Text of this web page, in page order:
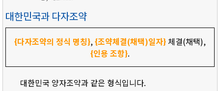
대한민국과 다자조약
{다자조약의 정식 명칭},{조약체결(채택)일자} 체결(채택),
{인용 조항}.
대한민국 양자조약과 같은 형식입니다.